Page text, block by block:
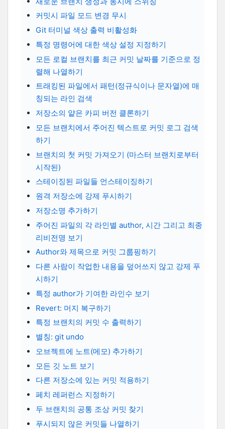
커밋시 파일 모드 변경 무시
Git 터미널 색상 출력 비활성화
특정 명령어에 대한 색상 설정 지정하기
모든 로컬 브랜치를 최근 커밋 날짜를 기준으로 정
렬해 나열하기
트래킹된 파일에서 패턴(정규식이나 문자열)에 매
칭되는 라인 검색
저장소의 얕은 카피 버전 클론하기
모든 브랜치에서 주어진 텍스트로 커밋 로그 검색
하기
브랜치의 첫 커밋 가져오기 (마스터 브랜치로부터
시작된)
스테이징된 파일들 언스테이징하기
원격 저장소에 강제 푸시하기
저장소명 추가하기
주어진 파일의 각 라인별 author, 시간 그리고 최종
리비전명 보기
Author와 제목으로 커밋 그룹핑하기
다른 사람이 작업한 내용을 덮어쓰지 않고 강제 푸
시하기
특정 author가 기여한 라인수 보기
Revert: 머지 복구하기
특정 브랜치의 커밋 수 출력하기
별칭: git undo
오브젝트에 노트(메모) 추가하기
모든 깃 노트 보기
다른 저장소에 있는 커밋 적용하기
페치 레퍼런스 지정하기
두 브랜치의 공통 조상 커밋 찾기
푸시되지 않은 커밋들 나열하기